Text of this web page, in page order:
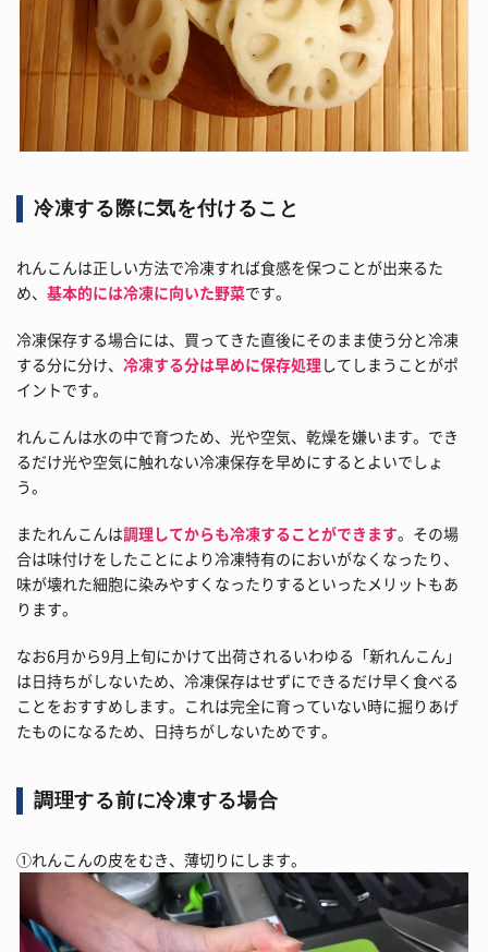
冷凍する際に気を付けること
れんこんは正しい方法で冷凍すれば食感を保つことが出来るた
め、 基本的には冷凍に向いた野菜です。
冷凍保存する場合には、買ってきた直後にそのまま使う分と冷凍
する分に分け、 冷凍する分は早めに保存処理してしまうことがポ
イントです。
れんこんは水の中で育つため、光や空気、乾燥を嫌います。でき
るだけ光や空気に触れない冷凍保存を早めにするとよいでしょ
う。
またれんこんは調理してからも冷凍することができます。その場
合は味付けをしたことにより冷凍特有のにおいがなくなったり、
味が壊れた細胞に染みやすくなったりするといったメリットもあ
ります。
なお6月から9月上旬にかけて出荷されるいわゆる「新れんこん」
は日持ちがしないため、冷凍保存はせずにできるだけ早く食べる
ことをおすすめします。これは完全に育っていない時に掘りあげ
たものになるため、日持ちがしないためです。
調理する前に冷凍する場合
①れんこんの皮をむき、薄切りにします。